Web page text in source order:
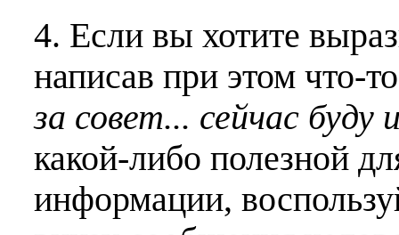
4. Если вы хотите
написав при этом что-
за совет... сейчас буду
какой-либо полезной
информации,